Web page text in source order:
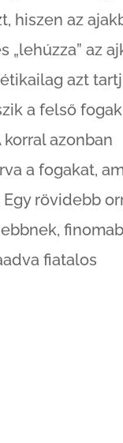
hiszen az
az
azt
a felső
azonban
a fogakat,
rövidebb
fiatalos